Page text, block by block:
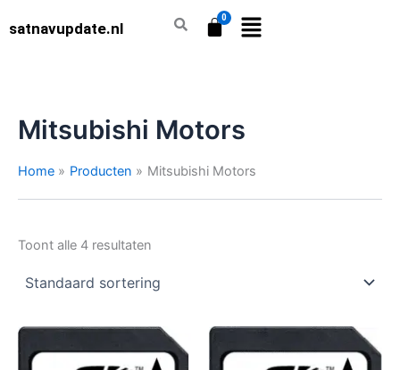
naar
satnavupdate.nl
Mitsubishi Motors
Home Producten Mitsubishi Motors
Toont alle 4 resultaten